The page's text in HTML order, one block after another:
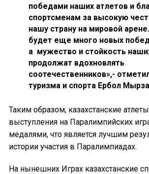
победами наших атлетов и
спортсменам за высокую
нашу страну на мировой
будет еще много новых
а мужество и стойкость
продолжат вдохновлять
соотечественников»,-
туризма и спорта Ербол
Таким образом, казахстанские
выступления на Паралимпийских
медалями, что является лучшим
истории участия в Паралимпиадах.
На нынешних Играх казахстанские